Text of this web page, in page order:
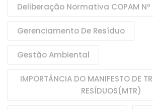
Deliberação Normativa COPAM Nº
Gerenciamento De Resíduo
Gestão Ambiental
IMPORTÂNCIA DO MANIFESTO DE
RESÍDUOS(MTR)